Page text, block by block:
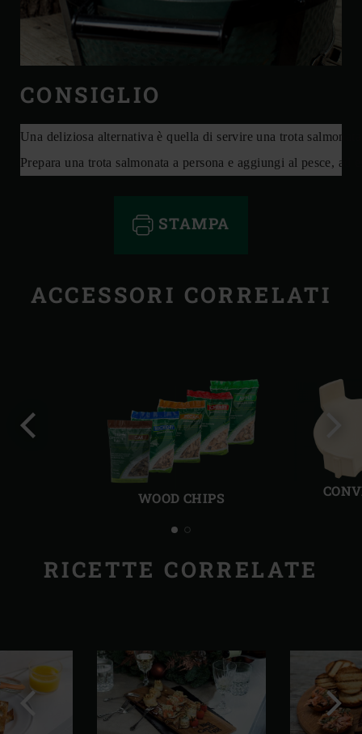
CONSIGLIO
Una deliziosa alternativa è quella di servire una trota
Prepara una trota salmonata a persona e aggiungi al pesce,
STAMPA
ACCESSORI CORRELATI
WOOD CHIPS
RICETTE CORRELATE